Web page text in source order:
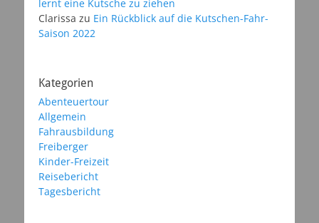
lernt eine Kutsche zu ziehen
Clarissa zu Ein Rückblick auf die Kutschen-Fahr-
Saison 2022
Kategorien
Abenteuertour
Allgemein
Fahrausbildung
Freiberger
Kinder-Freizeit
Reisebericht
Tagesbericht